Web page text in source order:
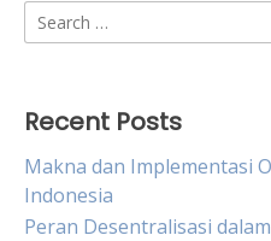
Search
for:
Recent Posts
Makna dan Implementasi
Indonesia
Peran Desentralisasi